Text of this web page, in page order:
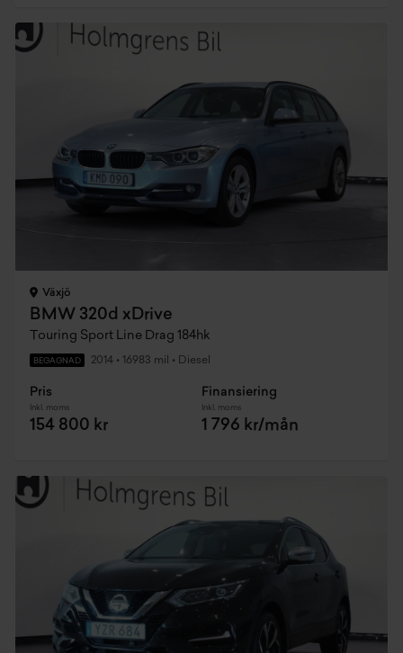
Växjö
BMW 320d xDrive
Touring Sport Line Drag 184hk
BEGAGNAD 2014 • 16983 mil • Diesel
Pris
Inkl. moms
154 800 kr
Finansiering
Inkl. moms
1 796 kr/mån